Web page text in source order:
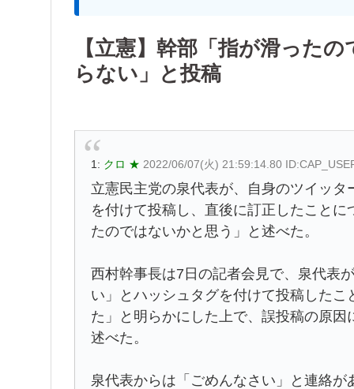
【立憲】幹部「指が滑った
らない」と投稿
1: クロ ★ 2022/06/07(火) 21:59:14.80
立憲民主党の泉代表が、自身のツイッ
を付けて投稿し、直後に訂正したこと
たのではないかと思う」と述べた。
西村幹事長は7日の記者会見で、泉代表
い」とハッシュタグを付けて投稿した
た」と明らかにした上で、誤投稿の原
述べた。
泉代表からは「ごめんなさい」と連絡が